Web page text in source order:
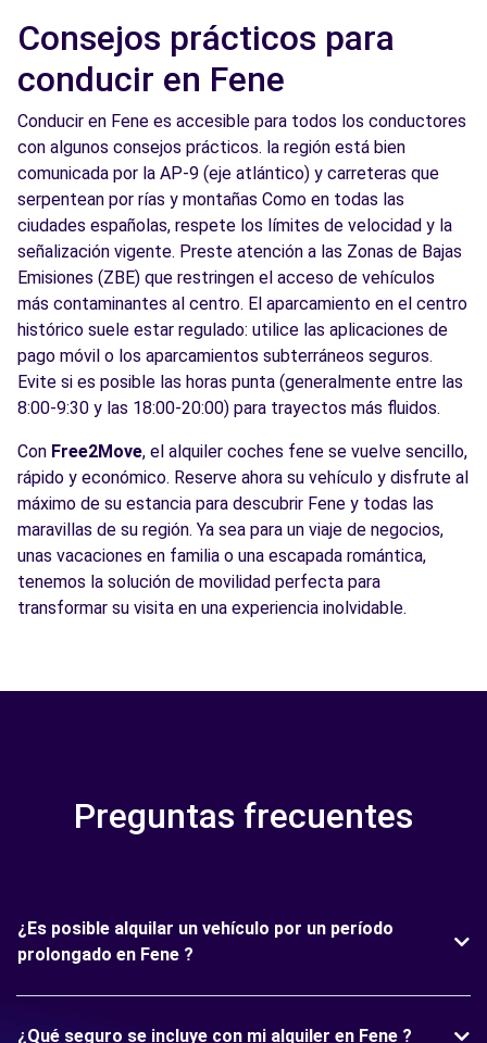
Consejos prácticos para
conducir en Fene
Conducir en Fene es accesible para todos los conductores
con algunos consejos prácticos. la región está bien
comunicada por la AP-9 (eje atlántico) y carreteras que
serpentean por rías y montañas Como en todas las
ciudades españolas, respete los límites de velocidad y la
señalización vigente. Preste atención a las Zonas de Bajas
Emisiones (ZBE) que restringen el acceso de vehículos
más contaminantes al centro. El aparcamiento en el centro
histórico suele estar regulado: utilice las aplicaciones de
pago móvil o los aparcamientos subterráneos seguros.
Evite si es posible las horas punta (generalmente entre las
8:00-9:30 y las 18:00-20:00) para trayectos más fluidos.
Con Free2Move, el alquiler coches fene se vuelve sencillo,
rápido y económico. Reserve ahora su vehículo y disfrute al
máximo de su estancia para descubrir Fene y todas las
maravillas de su región. Ya sea para un viaje de negocios,
unas vacaciones en familia o una escapada romántica,
tenemos la solución de movilidad perfecta para
transformar su visita en una experiencia inolvidable.
Preguntas frecuentes
¿Es posible alquilar un vehículo por un período
prolongado en Fene ?
¿Qué seguro se incluye con mi alquiler en Fene ?